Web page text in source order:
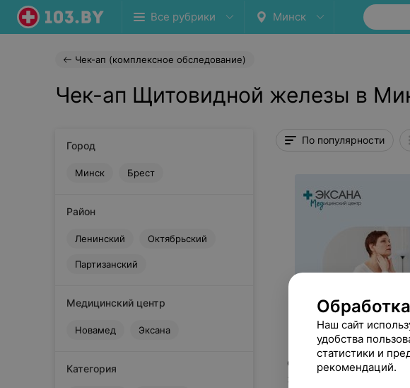
Все рубрики Минск
Чек-ап (комплексное обследование)
Чек-ап Щитовидной железы в
Город
Минск Брест
Район
Ленинский Октябрьский
Партизанский
Медицинский центр
Новамед Эксана
Категория
По популярности
от 160 руб.
3 предложения
Наш сайт
удобства
статистики и
рекомендаций.